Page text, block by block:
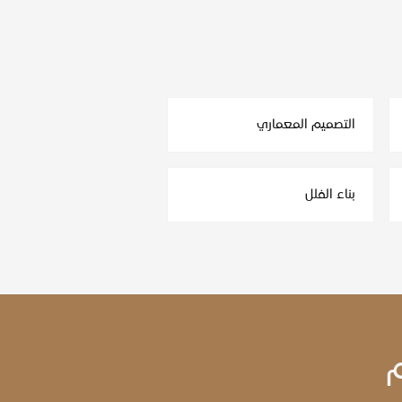
التصميم المعماري
بناء الفلل